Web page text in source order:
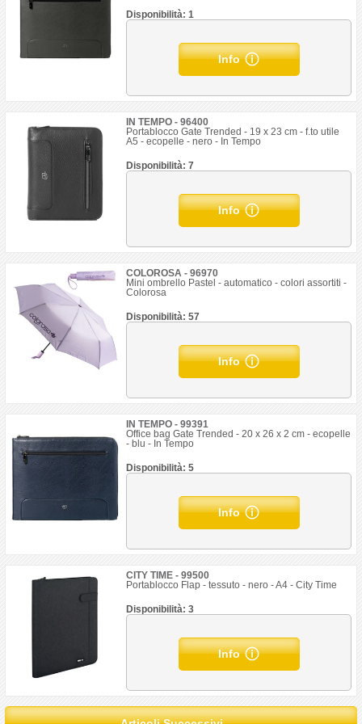
Disponibilità: 1
Info
IN TEMPO - 96400
Portablocco Gate Trended - 19 x 23 cm - f.to utile
A5 - ecopelle - nero - In Tempo
Disponibilità: 7
Info
COLOROSA - 96970
Mini ombrello Pastel - automatico - colori assortiti -
Colorosa
Disponibilità: 57
Info
IN TEMPO - 99391
Office bag Gate Trended - 20 x 26 x 2 cm - ecopelle
- blu - In Tempo
Disponibilità: 5
Info
CITY TIME - 99500
Portablocco Flap - tessuto - nero - A4 - City Time
Disponibilità: 3
Info